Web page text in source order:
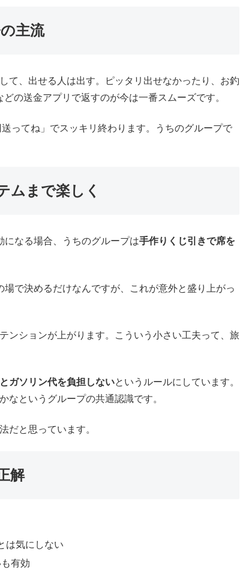
財布」が最強
布」方式です。
心知れたメンバーじゃないとなかなかできない方法で
す。
ちのグループは簡単な写真アルバムを作ってくれる
額再集金したり、
み会の資金にしよう！」という感じで持ち越していま
ですｗ
主流
て、出せる人は出す。ピッタリ出せなかったり、お釣
ってね」でスッキリ終わります。うちのグループで